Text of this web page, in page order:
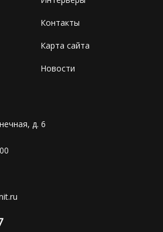
Контакты
Карта сайта
Новости
д. 6